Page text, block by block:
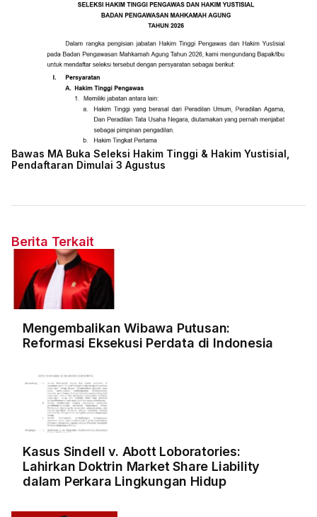
Bawas MA Buka Seleksi Hakim Tinggi & Hakim Yustisial,
Pendaftaran Dimulai 3 Agustus
Berita Terkait
Mengembalikan Wibawa Putusan:
Reformasi Eksekusi Perdata di Indonesia
Kasus Sindell v. Abott Loboratories:
Lahirkan Doktrin Market Share Liability
dalam Perkara Lingkungan Hidup